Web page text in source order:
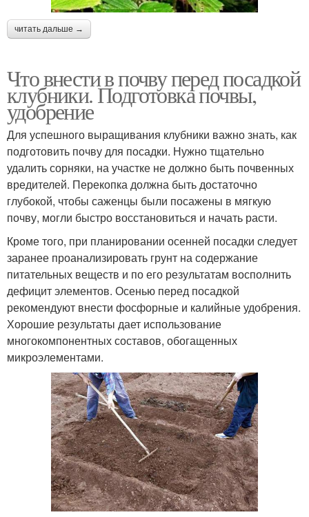
читать дальше →
Что внести в почву перед посадкой
клубники. Подготовка почвы,
удобрение
Для успешного выращивания клубники важно знать, как
подготовить почву для посадки. Нужно тщательно
удалить сорняки, на участке не должно быть почвенных
вредителей. Перекопка должна быть достаточно
глубокой, чтобы саженцы были посажены в мягкую
почву, могли быстро восстановиться и начать расти.
Кроме того, при планировании осенней посадки следует
заранее проанализировать грунт на содержание
питательных веществ и по его результатам восполнить
дефицит элементов. Осенью перед посадкой
рекомендуют внести фосфорные и калийные удобрения.
Хорошие результаты дает использование
многокомпонентных составов, обогащенных
микроэлементами.